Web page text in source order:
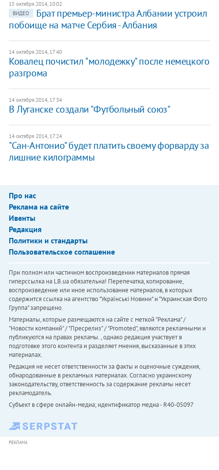
15 октября 2014, 10:02
ВИДЕО
Брат премьер-министра Албании устроил
побоище на матче Сербия - Албания
14 октября 2014, 17:40
Ковалец почистил "молодежку" после немецкого
разгрома
14 октября 2014, 17:34
В Луганске создали "Футбольный союз"
14 октября 2014, 17:24
"Сан-Антонио" будет платить своему форварду за
лишние килограммы
Про нас
Реклама на сайте
Ивенты
Редакция
Политики и стандарты
Пользовательское соглашение
При полном или частичном воспроизведении материалов прямая
гиперссылка на LB.ua обязательна! Перепечатка, копирование,
воспроизведение или иное использование материалов, в которых
содержится ссылка на агентство "Українськi Новини" и "Украинская Фото
Группа" запрещено.
Материалы, которые размещаются на сайте с меткой "Реклама" /
"Новости компаний" / "Пресрелиз" / "Promoted", являются рекламными и
публикуются на правах рекламы. , однако редакция участвует в
подготовке этого контента и разделяет мнения, высказанные в этих
материалах.
Редакция не несет ответственности за факты и оценочные суждения,
обнародованные в рекламных материалах. Согласно украинскому
законодательству, ответственность за содержание рекламы несет
рекламодатель.
Субъект в сфере онлайн-медиа; идентификатор медиа - R40-05097
РЕКЛАМА